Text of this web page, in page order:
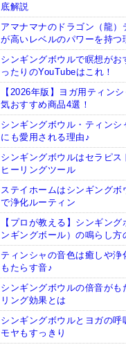
底解説
アマナマナのドラゴン（龍）
が高いレベルのパワーを持つ
シンギングボウルで瞑想がお
ったりのYouTubeはこれ！
【2026年版】ヨガ用ティン
気おすすめ商品4選！
シンギングボウル・ティンシ
にも愛用される理由♪
シンギングボウルはセラピス
ヒーリングツール
ステイホームはシンギングボ
で浄化ルーティン
【プロが教える】シンギング
ンギングボール）の鳴らし方
ティンシャの音色は癒しや浄
もたらす音♪
シンギングボウルの倍音がも
リング効果とは
シンギングボウルとヨガの呼
モヤもすっきり